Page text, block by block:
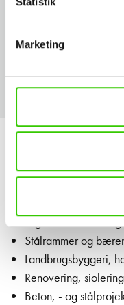
Marketing
Skruer til tag og
Skruer med
Montage af
Tagkonstruktioner
Stålrammer og
Landbrugsbyggeri,
Renovering,
Beton, - og